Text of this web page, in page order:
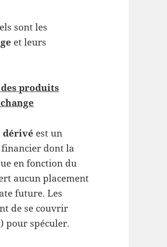
sont les
et leurs
produits
est un
dont la
en fonction du
aucun placement
future. Les
de se couvrir
pour spéculer.